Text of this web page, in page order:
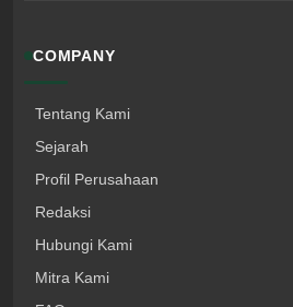
COMPANY
Tentang Kami
Sejarah
Profil Perusahaan
Redaksi
Hubungi Kami
Mitra Kami